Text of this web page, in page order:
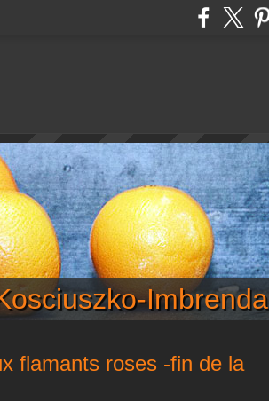
Imbrenda
flamants roses -fin de la